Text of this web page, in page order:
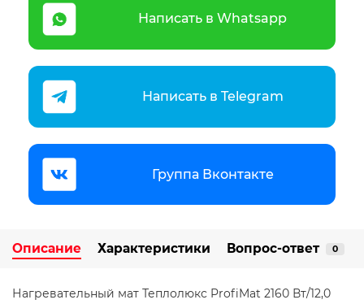
Написать в Whatsapp
Написать в Telegram
Группа Вконтакте
Описание Характеристики Вопрос-ответ 0
Нагревательный мат Теплолюкс ProfiMat 2160 Вт/12,0